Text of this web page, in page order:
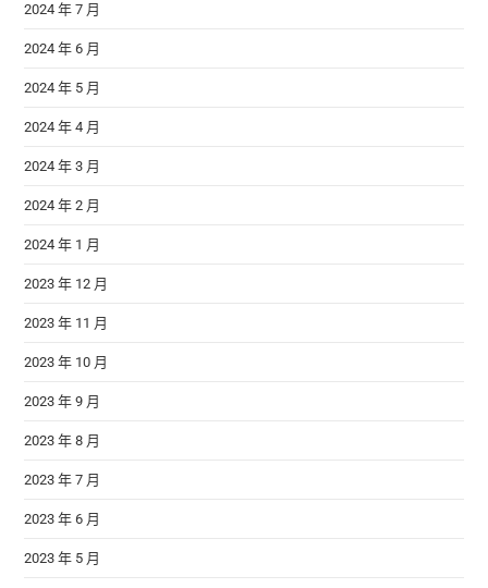
2024 年 7 月
2024 年 6 月
2024 年 5 月
2024 年 4 月
2024 年 3 月
2024 年 2 月
2024 年 1 月
2023 年 12 月
2023 年 11 月
2023 年 10 月
2023 年 9 月
2023 年 8 月
2023 年 7 月
2023 年 6 月
2023 年 5 月